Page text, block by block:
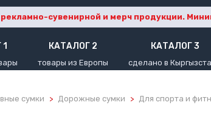
сувенирной и мерч продукции.
КАТАЛОГ 2
товары из Европы
КАТАЛОГ 3
сделано в
сумки Дорожные сумки Для спорта и